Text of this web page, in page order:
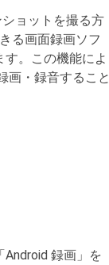
ョットを撮る方
る画面録画ソフ
。この機能によ
画・録音すること
録画」を